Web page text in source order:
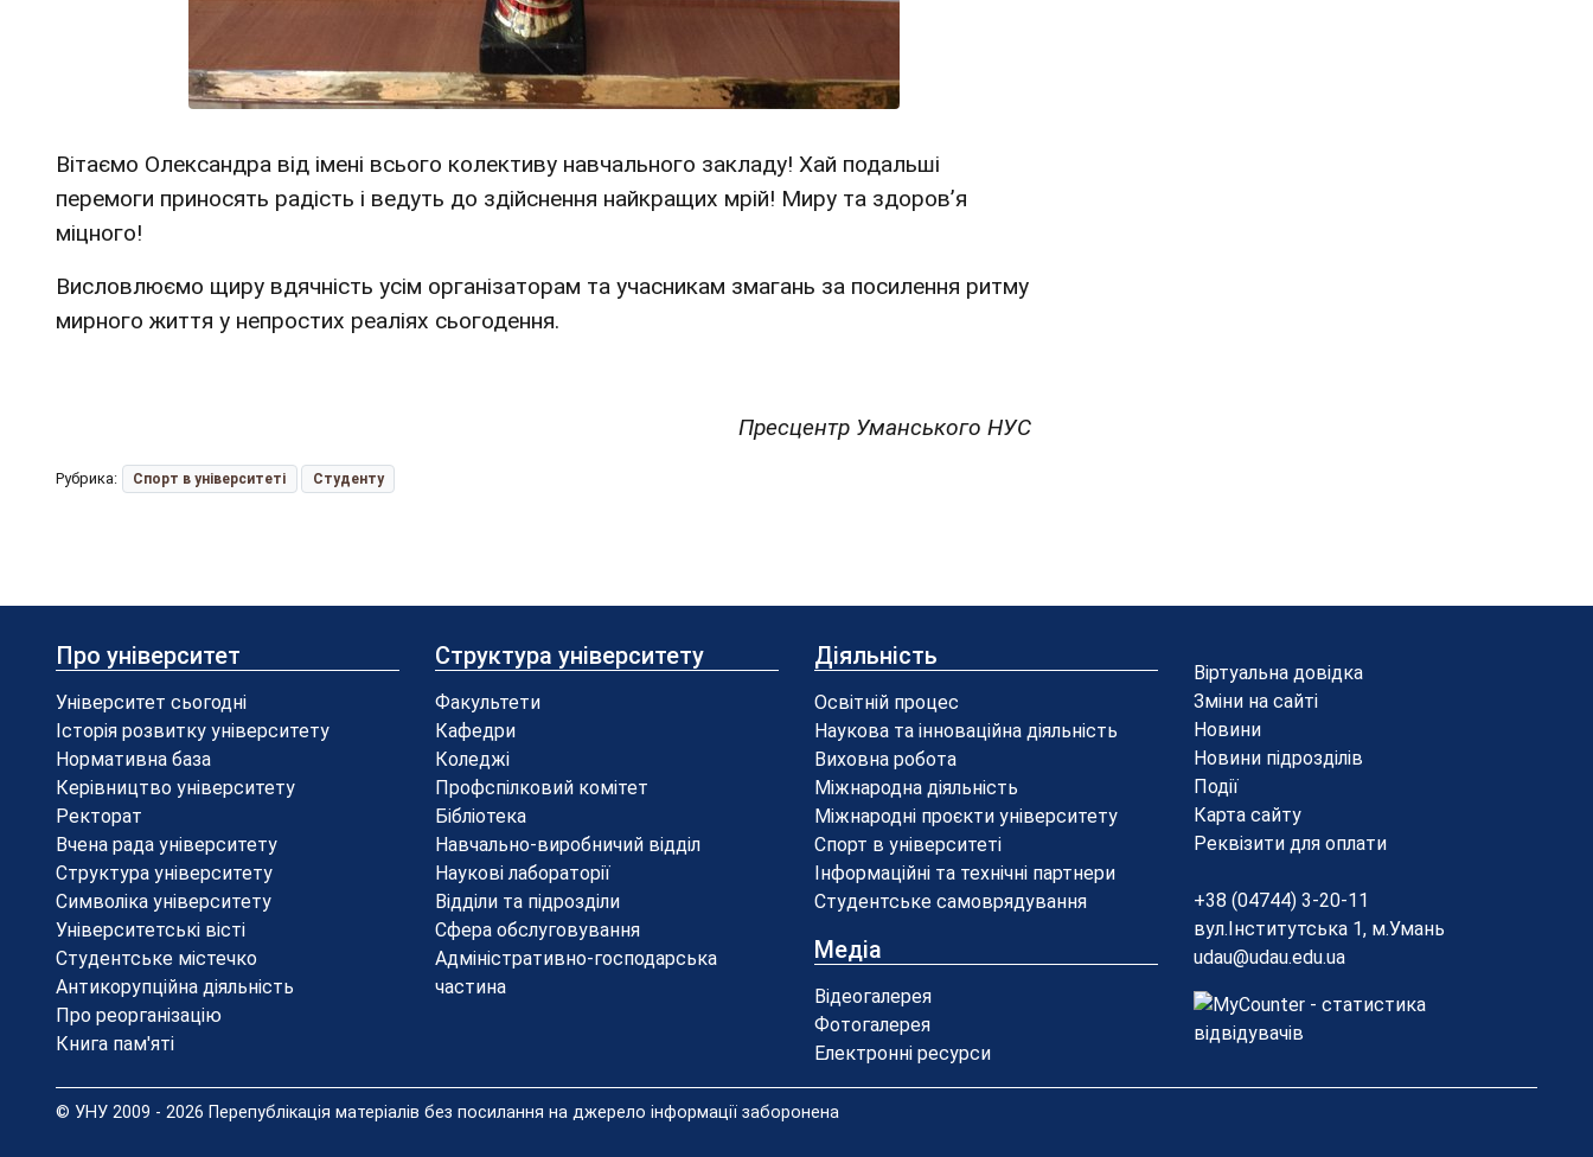
Вітаємо Олександра від імені всього колективу навчального закладу! Хай подальші
перемоги приносять радість і ведуть до здійснення найкращих мрій! Миру та здоров’я
міцного!
Висловлюємо щиру вдячність усім організаторам та учасникам змагань за посилення ритму
мирного життя у непростих реаліях сьогодення.
Пресцентр Уманського НУС
Рубрика: Спорт в університеті Студенту
Про університет
Університет сьогодні
Історія розвитку університету
Нормативна база
Керівництво університету
Ректорат
Вчена рада університету
Структура університету
Символіка університету
Університетські вісті
Студентське містечко
Антикорупційна діяльність
Про реорганізацію
Книга пам'яті
Структура університету
Факультети
Кафедри
Коледжі
Профспілковий комітет
Бібліотека
Навчально-виробничий відділ
Наукові лабораторії
Відділи та підрозділи
Сфера обслуговування
Адміністративно-господарська
частина
Діяльність
Освітній процес
Наукова та інноваційна діяльність
Виховна робота
Міжнародна діяльність
Міжнародні проєкти університету
Спорт в університеті
Інформаційні та технічні партнери
Студентське самоврядування
Медіа
Відеогалерея
Фотогалерея
Електронні ресурси
Віртуальна довідка
Зміни на сайті
Новини
Новини підрозділів
Події
Карта сайту
Реквізити для оплати
+38 (04744) 3-20-11
вул.Інститутська 1, м.Умань
udau@udau.edu.ua
© УНУ 2009 - 2026 Перепублікація матеріалів без посилання на джерело інформації заборонена